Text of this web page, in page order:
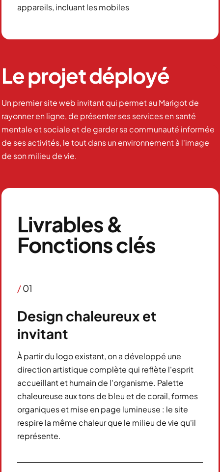
appareils, incluant les mobiles
Le projet déployé
Un premier site web invitant qui permet au Marigot de
rayonner en ligne, de présenter ses services en santé
mentale et sociale et de garder sa communauté informée
de ses activités, le tout dans un environnement à l'image
de son milieu de vie.
Livrables &
Fonctions clés
/01
Design chaleureux et
invitant
À partir du logo existant, on a développé une
direction artistique complète qui reflète l'esprit
accueillant et humain de l'organisme. Palette
chaleureuse aux tons de bleu et de corail, formes
organiques et mise en page lumineuse : le site
respire la même chaleur que le milieu de vie qu'il
représente.